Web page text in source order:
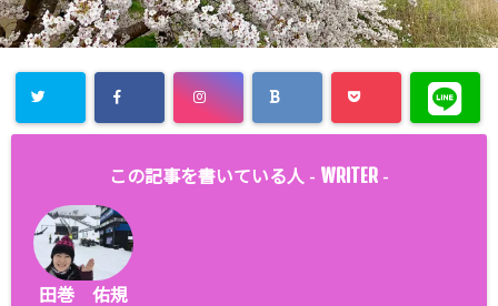
この記事を書いている人 - WRITER -
田巻 佑規